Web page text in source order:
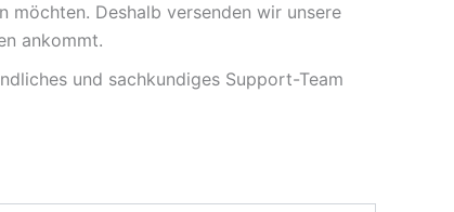
möchten. Deshalb versenden wir unsere
ankommt.
und sachkundiges Support-Team